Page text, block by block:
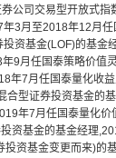
公司交易型开放式
3月至2018年12月
资基金(LOF)的基金
9月任国泰策略价值
年7月任国泰量化收
型证券投资基金的
年7月任国泰量化
资基金的基金经理
资基金变更而来)的